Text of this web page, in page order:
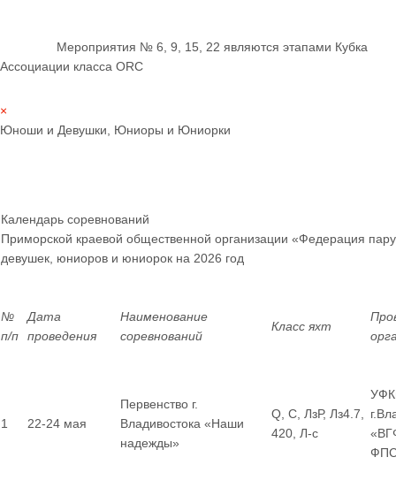
Мероприятия № 6, 9, 15, 22 являются этапами Кубка
Ассоциации класса ORC
×
Юноши и Девушки, Юниоры и Юниорки
Календарь соревнований
Приморской краевой общественной организации «Федерация
девушек, юниоров и юниорок на 2026 год
№
п/п
Дата
проведения
Наименование
соревнований
Класс яхт
1 22-24 мая
Первенство г.
Владивостока «Наши
надежды»
Q, С, ЛзР, Лз4.7,
420, Л-с